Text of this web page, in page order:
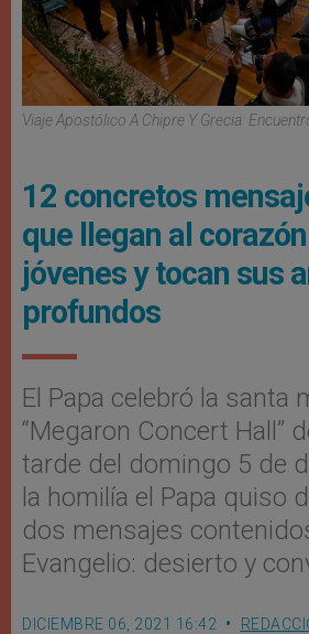
Viaje Apostólico A Chipre Y Grecia:
12 concretos
que llegan al
jóvenes y tocan sus
profundos
El Papa celebró la santa
“Megaron Concert Hall”
tarde del domingo 5 de
la homilía el Papa quiso
dos mensajes
Evangelio: desierto y
DICIEMBRE 06, 2021 16:42